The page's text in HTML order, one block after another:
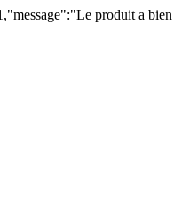
produit a